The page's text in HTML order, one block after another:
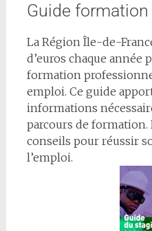
Guide
La Région Île-de-
d’euros chaque année
formation
emploi. Ce guide
informations
parcours de
conseils pour réussir
l’emploi.